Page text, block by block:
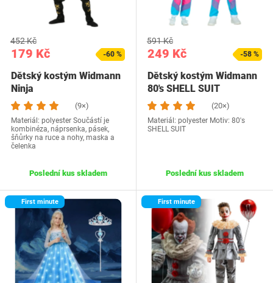
179 Kč
452 Kč
-60 %
Dětský kostým Widmann
Ninja
(9×)
Materiál: polyester Součástí je
kombinéza, náprsenka, pásek,
šňůrky na ruce a nohy, maska a
čelenka
Poslední kus skladem
249 Kč
591 Kč
-58 %
Dětský kostým Widmann
80's SHELL SUIT
(20×)
Materiál: polyester Motiv: 80's
SHELL SUIT
Poslední kus skladem
First minute First minute